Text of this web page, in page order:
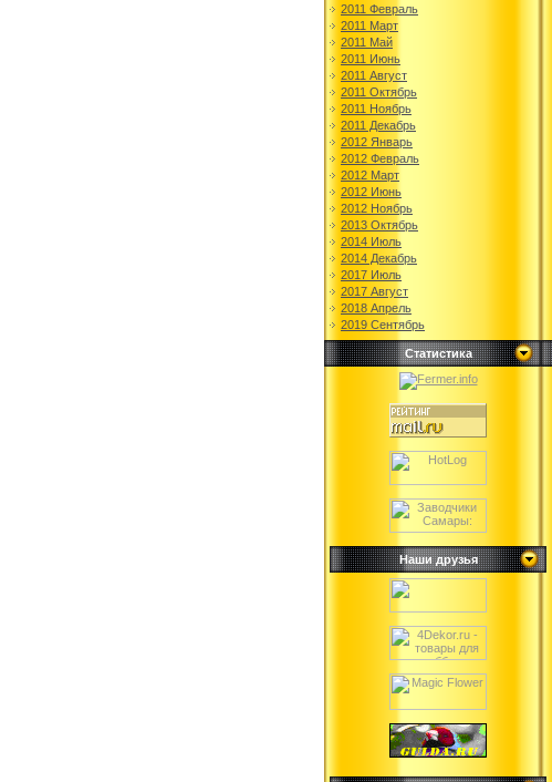
2011 Февраль
2011 Март
2011 Май
2011 Июнь
2011 Август
2011 Октябрь
2011 Ноябрь
2011 Декабрь
2012 Январь
2012 Февраль
2012 Март
2012 Июнь
2012 Ноябрь
2013 Октябрь
2014 Июль
2014 Декабрь
2017 Июль
2017 Август
2018 Апрель
2019 Сентябрь
Статистика
Наши друзья